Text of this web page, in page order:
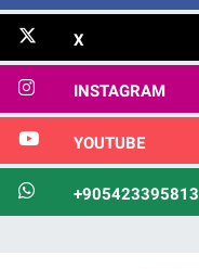
X
INSTAGRAM
YOUTUBE
+905423395813